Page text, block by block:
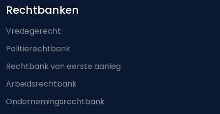
Footer-menu
Rechtbanken
Vredegerecht
Politierechtbank
Rechtbank van eerste aanleg
Arbeidsrechtbank
Ondernemingsrechtbank